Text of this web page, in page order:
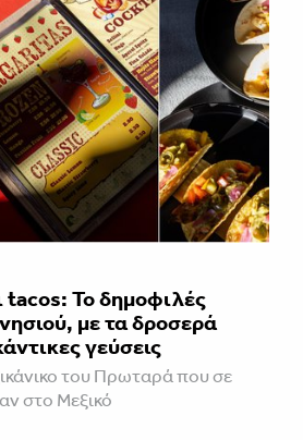
tacos: Το δημοφιλές
με τα δροσερά
γεύσεις
του Πρωταρά που σε
στο Μεξικό